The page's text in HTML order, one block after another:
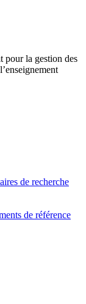
pour la gestion des
de recherche
de référence